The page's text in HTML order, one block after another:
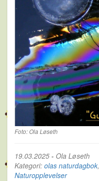
Foto: Ola Løseth
19.03.2025 - Ola Løseth
Kategori: olas naturdagbok,
Naturopplevelser